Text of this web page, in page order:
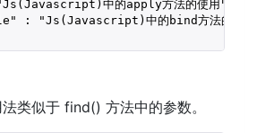
中的apply方法的使用",
: "Js(Javascript)中的bind方法的使
类似于 find() 方法中的参数。